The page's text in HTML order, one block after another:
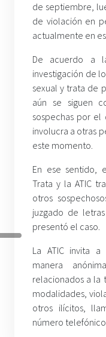
de septiembre,
de violación en
actualmente en
De acuerdo a
investigación de
sexual y trata de
aún se siguen
sospechas por
involucra a otras
este momento.
En ese sentido,
Trata y la ATIC
otros
juzgado de
presentó el caso.
La ATIC invita
manera
relacionados a la
modalidades,
otros ilícitos,
número